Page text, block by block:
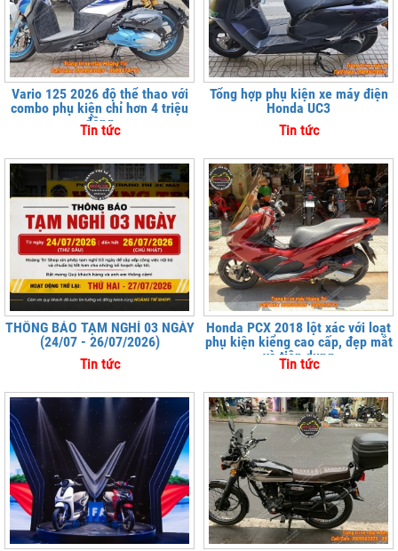
Vario 125 2026 độ thể thao với
combo phụ kiện chỉ hơn 4 triệu
đồng
Tin tức
Tổng hợp phụ kiện xe máy điện
Honda UC3
Tin tức
THÔNG BÁO TẠM NGHỈ 03 NGÀY
(24/07 - 26/07/2026)
Tin tức
Honda PCX 2018 lột xác với loạt
phụ kiện kiểng cao cấp, đẹp mắt
và tiện dụng
Tin tức